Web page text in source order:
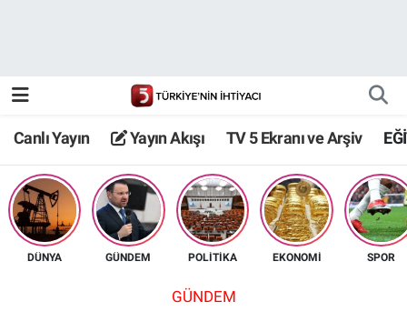
Canlı Yayın Yayın Akışı TV 5 Ekranı ve Arşiv
DÜNYA GÜNDEM POLİTİKA EKONOMİ SPOR
GÜNDEM
TV 5 Ekranı ve Arşiv